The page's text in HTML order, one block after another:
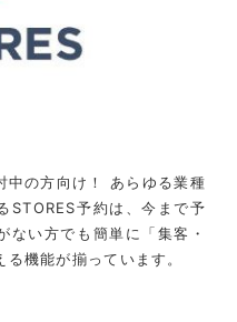
中の方向け！ あらゆる業種
STORES予約は、今まで予
ない方でも簡単に「集客・
機能が揃っています。